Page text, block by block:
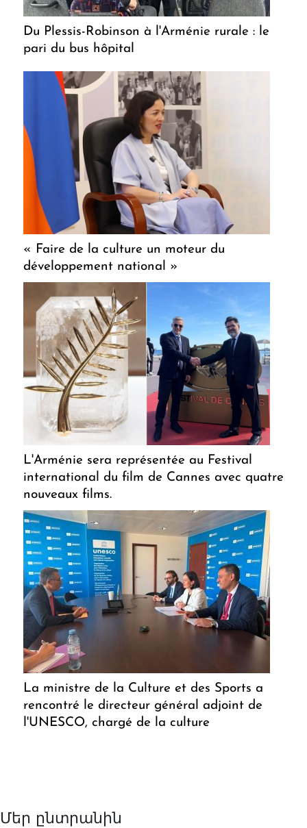
Du Plessis-Robinson à l'Arménie rurale : le
pari du bus hôpital
« Faire de la culture un moteur du
développement national »
L'Arménie sera représentée au Festival
international du film de Cannes avec quatre
nouveaux films.
La ministre de la Culture et des Sports a
rencontré le directeur général adjoint de
l'UNESCO, chargé de la culture
Մեր ընտրանին